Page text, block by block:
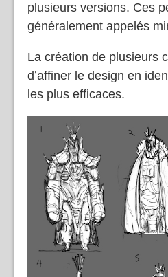
plusieurs versions. Ces
généralement appelés
La création de plusieurs
d’affiner le design en
les plus efficaces.